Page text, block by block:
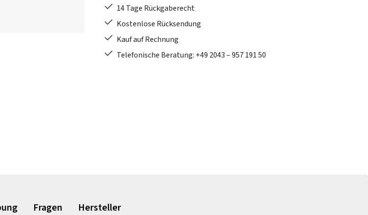
14 Tage Rückgaberecht
Kostenlose Rücksendung
Kauf auf Rechnung
Telefonische Beratung: +49 2043 – 957 191 50
Fragen Hersteller